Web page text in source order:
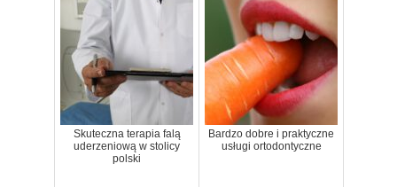
Skuteczna terapia falą
uderzeniową w stolicy
polski
Bardzo dobre i praktyczne
usługi ortodontyczne